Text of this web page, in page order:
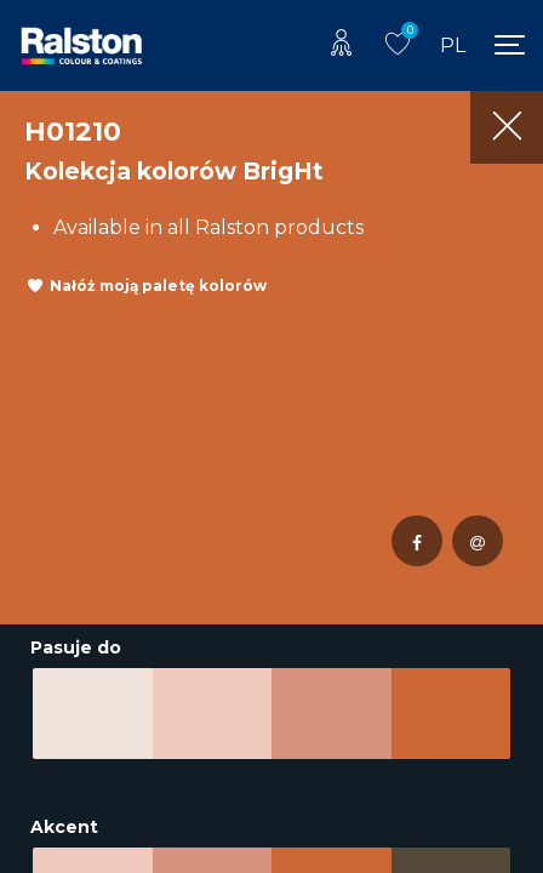
0
PL
H01210
Kolekcja kolorów BrigHt
Available in all Ralston products
Nałóż moją paletę kolorów
Pasuje do
Akcent